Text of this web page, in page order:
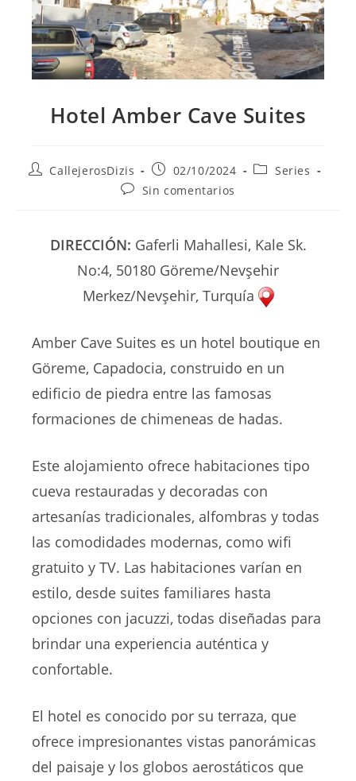
Hotel Amber Cave Suites
AutorCallejerosDizis
Publicación
la
02/10/2024
Categoría
Series
Comentarios
Sin comentarios
DIRECCIÓN: Gaferli Mahallesi, Kale Sk.
No:4, 50180 Göreme/Nevşehir
Merkez/Nevşehir, Turquía
Amber Cave Suites es un hotel boutique en
Göreme, Capadocia, construido en un
edificio de piedra entre las famosas
formaciones de chimeneas de hadas.
Este alojamiento ofrece habitaciones tipo
cueva restauradas y decoradas con
artesanías tradicionales, alfombras y todas
las comodidades modernas, como wifi
gratuito y TV. Las habitaciones varían en
estilo, desde suites familiares hasta
opciones con jacuzzi, todas diseñadas para
brindar una experiencia auténtica y
confortable.
El hotel es conocido por su terraza, que
ofrece impresionantes vistas panorámicas
del paisaje y los globos aerostáticos que